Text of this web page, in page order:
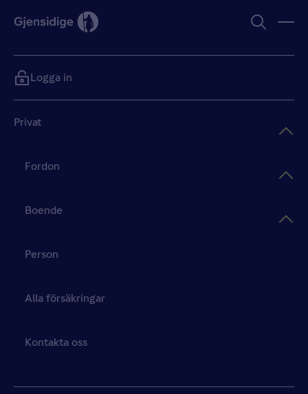
Privat
Fordon
Boende
Person
Alla försäkringar
Kontakta oss
Logga in